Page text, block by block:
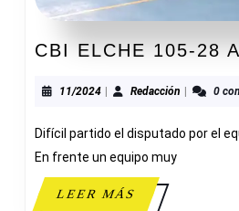
CBI ELCHE 105-28
11/202411/2024Redacción Redacción
0
Difícil partido el disputado por el
En frente un equipo muy
LEER MÁSLEER